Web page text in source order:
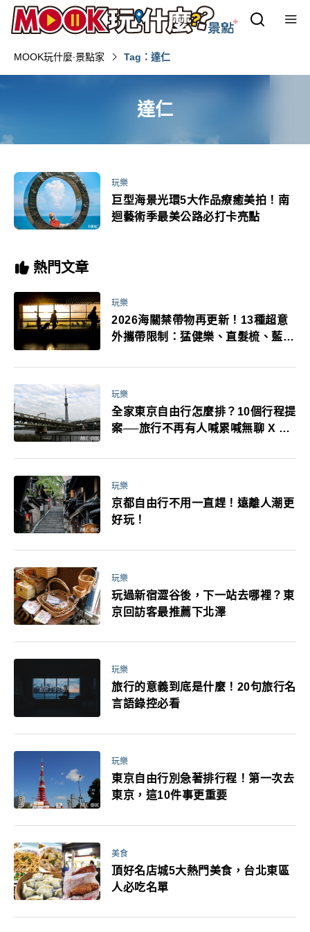
MOOK玩什麼‧景點家 Tag：達仁
達仁
玩樂
巨型海景光環5大作品療癒美拍！南
迴藝術季最美公路必打卡亮點
熱門文章
玩樂
2026海關禁帶物再更新！13種超意
外攜帶限制：猛健樂、直髮梳、藍牙
萬！注意事項一次看！
玩樂
全家東京自由行怎麼排？10個行程提
案──旅行不再有人喊累喊無聊 X 爸
玩樂
京都自由行不用一直趕！遠離人潮更
好玩！
玩樂
玩過新宿澀谷後，下一站去哪裡？東
京回訪客最推薦下北澤
玩樂
旅行的意義到底是什麼！20句旅行名
言語錄控必看
玩樂
東京自由行別急著排行程！第一次去
東京，這10件事更重要
美食
頂好名店城5大熱門美食，台北東區
人必吃名單